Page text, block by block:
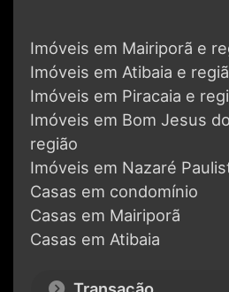
Imóveis em Mairiporã e
Imóveis em Atibaia e
Imóveis em Piracaia e
Imóveis em Bom Jesus
região
Imóveis em Nazaré
Casas em condomínio
Casas em Mairiporã
Casas em Atibaia